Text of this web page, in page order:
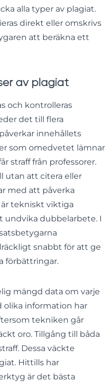
alla typer av plagiat.
direkt eller omskrivs
att beräkna ett
av plagiat
och kontrolleras
det till flera
innehållets
som omedvetet lämnar
straff från professorer.
utan att citera eller
med att påverka
är tekniskt viktiga
undvika dubbelarbete. I
snabbt för att ge
förbättringar.
mängd data om varje
olika information har
tekniken går
oro. Tillgång till båda
Dessa väckte
Hittills har
är det bästa